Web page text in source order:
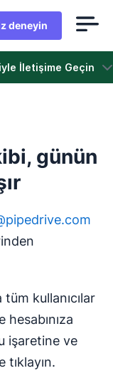
deneyin
İletişime Geçin
günün
kullanıcılar
hesabınıza
işaretine ve
e tıklayın.